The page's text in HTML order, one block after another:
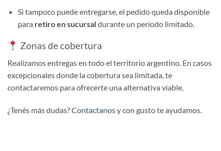
Si tampoco puede entregarse, el pedido queda disponible
para retiro en sucursaldurante un período limitado.
Zonas de cobertura
Realizamos entregas en todo el territorio argentino. En casos
excepcionales donde la cobertura sea limitada, te
contactaremos para ofrecerte una alternativa viable.
¿Tenés más dudas?Contactanosy con gusto te ayudamos.